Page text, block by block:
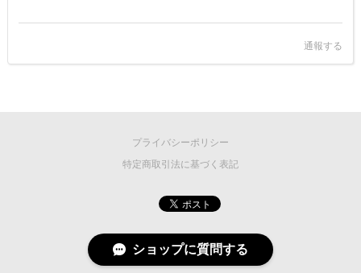
通報する
プライバシーポリシー
特定商取引法に基づく表記
©2026 MASCOT/E
ショップに質問する